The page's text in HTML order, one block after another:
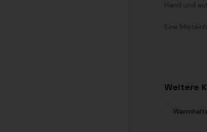
Hand und
Eine
Weitere